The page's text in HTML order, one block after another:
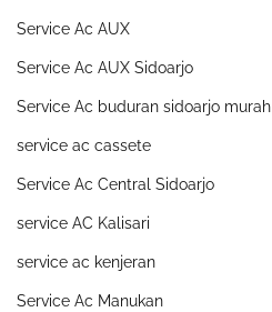
Service Ac AUX
Service Ac AUX Sidoarjo
Service Ac buduran sidoarjo murah
service ac cassete
Service Ac Central Sidoarjo
service AC Kalisari
service ac kenjeran
Service Ac Manukan